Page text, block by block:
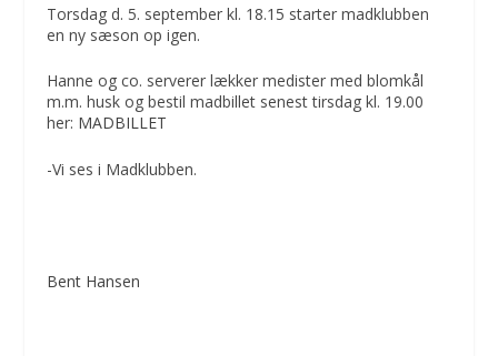
Torsdag d. 5. september kl. 18.15 starter madklubben
en ny sæson op igen.
Hanne og co. serverer lækker medister med blomkål
m.m. husk og bestil madbillet senest tirsdag kl. 19.00
her: MADBILLET
-Vi ses i Madklubben.
Bent Hansen